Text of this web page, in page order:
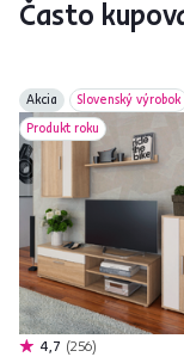
Často
Akcia
Slovenský výrobok
Produkt roku
4,7 256